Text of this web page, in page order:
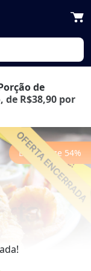
de
R$38,90 por
Economize 54%